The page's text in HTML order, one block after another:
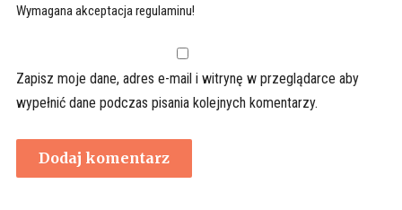
Wymagana akceptacja regulaminu!
Zapisz moje dane, adres e-mail i witrynę w przeglądarce aby
wypełnić dane podczas pisania kolejnych komentarzy.